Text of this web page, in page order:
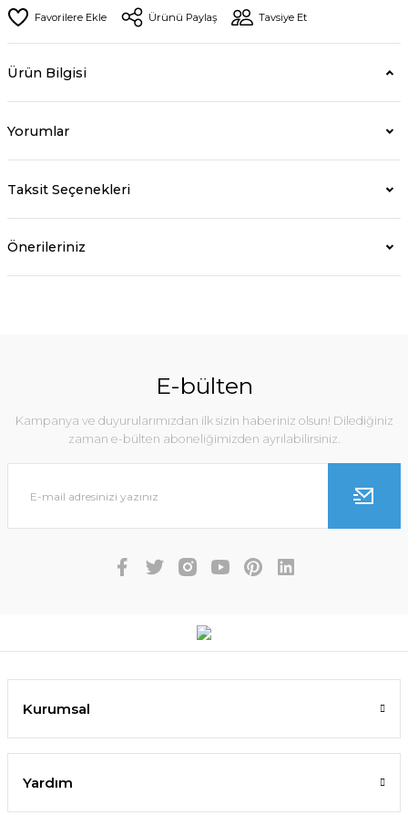
Ürünü Paylaş Tavsiye Et
Ürün Bilgisi
Yorumlar
Taksit Seçenekleri
Önerileriniz
E-bülten
Kampanya ve duyurularımızdan ilk sizin haberiniz olsun! Dilediğiniz
zaman e-bülten aboneliğimizden ayrılabilirsiniz.
Kurumsal
Yardım